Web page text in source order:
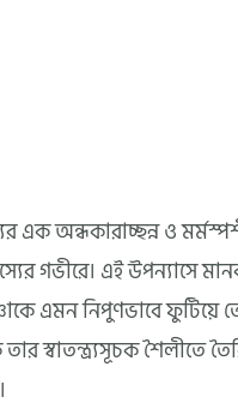
এক অন্ধকারাচ্ছন্ন ও
গভীরে। এই উপন্যাসে
এমন নিপুণভাবে ফুটিয়ে
স্বাতন্ত্র্যসূচক শৈলীতে